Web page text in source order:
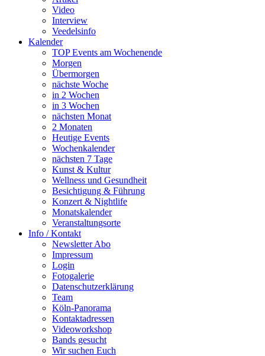
Video
Interview
Veedelsinfo
Kalender
TOP Events am Wochenende
Morgen
Übermorgen
nächste Woche
in 2 Wochen
in 3 Wochen
nächsten Monat
2 Monaten
Heutige Events
Wochenkalender
nächsten 7 Tage
Kunst & Kultur
Wellness und Gesundheit
Besichtigung & Führung
Konzert & Nightlife
Monatskalender
Veranstaltungsorte
Info / Kontakt
Newsletter Abo
Impressum
Login
Fotogalerie
Datenschutzerklärung
Team
Köln-Panorama
Kontaktadressen
Videoworkshop
Bands gesucht
Wir suchen Euch